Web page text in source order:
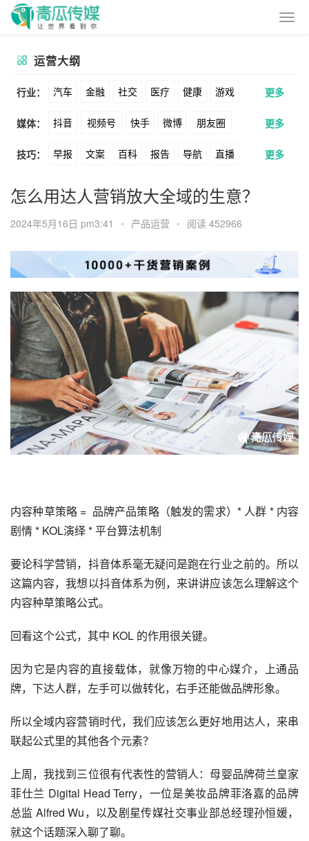
运营大纲
行业： 汽车 金融 社交 医疗 健康 游戏
动漫 美妆 美食 家装 教育 婚纱
酒旅 母婴 宠物 文娱 跨境 科技
广告 元宇宙 房地产
更多
媒体： 抖音 视频号 快手 微博 朋友圈
公众号 B站 小红书 头条 知乎
Soul 360 百度 搜狗 爱奇艺 美柚
美图 最右 神马 谷歌 Facebook
Tiktok YouTube Yahoo Bing
更多
技巧： 早报 文案 百科 报告 导航 直播
卖货 脚本 话术 电商 私域 社群
涨粉 广告 推广 方案 策划 案例
数据 拉新 活动 用户 海外
更多
怎么用达人营销放大全域的生意？
2024年5月16日 pm3:41 • 产品运营 • 阅读 452966
内容种草策略 = 品牌产品策略（触发的需求）* 人群 * 内容
剧情 * KOL演绎 * 平台算法机制
要论科学营销，抖音体系毫无疑问是跑在行业之前的。所以
这篇内容，我想以抖音体系为例，来讲讲应该怎么理解这个
内容种草策略公式。
回看这个公式，其中 KOL 的作用很关键。
因为它是内容的直接载体，就像万物的中心媒介，上通品
牌，下达人群，左手可以做转化，右手还能做品牌形象。
所以全域内容营销时代，我们应该怎么更好地用达人，来串
联起公式里的其他各个元素？
上周，我找到三位很有代表性的营销人：母婴品牌荷兰皇家
菲仕兰 Digital Head Terry，一位是美妆品牌菲洛嘉的品牌
总监 Alfred Wu，以及剧星传媒社交事业部总经理孙恒媛，
就这个话题深入聊了聊。